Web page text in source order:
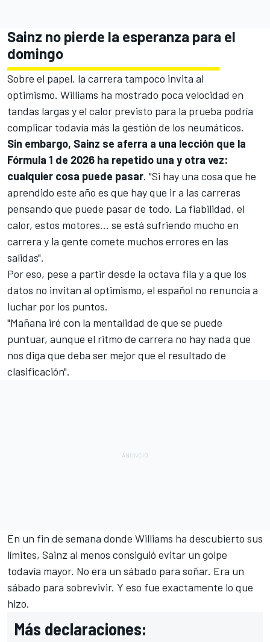
Sainz no pierde la esperanza para el
domingo
Sobre el papel, la carrera tampoco invita al
optimismo. Williams ha mostrado poca velocidad en
tandas largas y el calor previsto para la prueba podría
complicar todavía más la gestión de los neumáticos.
Sin embargo, Sainz se aferra a una lección que la
Fórmula 1 de 2026 ha repetido una y otra vez:
cualquier cosa puede pasar. "Si hay una cosa que he
aprendido este año es que hay que ir a las carreras
pensando que puede pasar de todo. La fiabilidad, el
calor, estos motores... se está sufriendo mucho en
carrera y la gente comete muchos errores en las
salidas".
Por eso, pese a partir desde la octava fila y a que los
datos no invitan al optimismo, el español no renuncia a
luchar por los puntos.
"Mañana iré con la mentalidad de que se puede
puntuar, aunque el ritmo de carrera no hay nada que
nos diga que deba ser mejor que el resultado de
clasificación".
En un fin de semana donde Williams ha descubierto sus
límites, Sainz al menos consiguió evitar un golpe
todavía mayor. No era un sábado para soñar. Era un
sábado para sobrevivir. Y eso fue exactamente lo que
hizo.
Más declaraciones: